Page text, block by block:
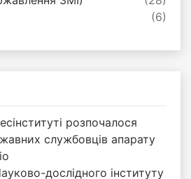
(6)
розпочалося
службовців апарату
дослідного інституту